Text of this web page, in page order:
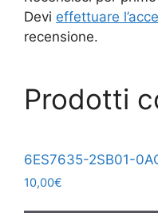
Devi effettuare
recensione.
Prodotti
6ES7635-2SB01-
10,00€